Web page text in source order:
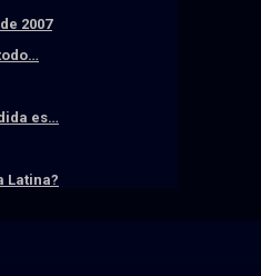
2007
es…
Latina?